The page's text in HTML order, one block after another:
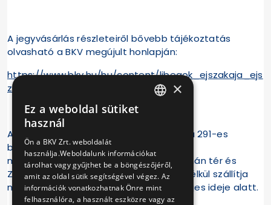
A jegyvásárlás részleteiről bővebb tájékoztatás
olvasható a BKV megújult honlapján:
https://www.bkv.hu/hu/content/libegok_ejszakaja_ejs
zakai_libegozes
A Libegők Éjszakáján a Zugligeti Libegő a 291-es
buszon kívül az R158-as retró járattal is
megközelíthető lesz, amely a Széll Kálmán tér és
Zugliget között közvetlenül, megállás nélkül szállítja
majd az érdeklődőket, a rendezvény teljes ideje alatt.
×
Ez a weboldal sütiket
használ
Ön a BKV Zrt. weboldalát
használja.Weboldalunk információkat
tárolhat vagy gyűjthet be a böngészőjéről,
amit az oldal sütik segítségével végez. Az
információk vonatkozhatnak Önre mint
felhasználóra, a használt eszközre vagy az